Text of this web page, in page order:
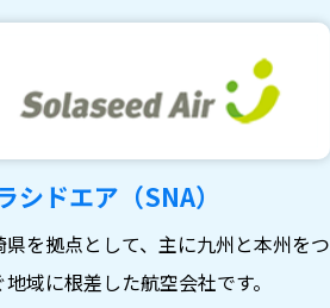
シドエア（SNA）
県を拠点として、主に九州と本州をつ
地域に根差した航空会社です。